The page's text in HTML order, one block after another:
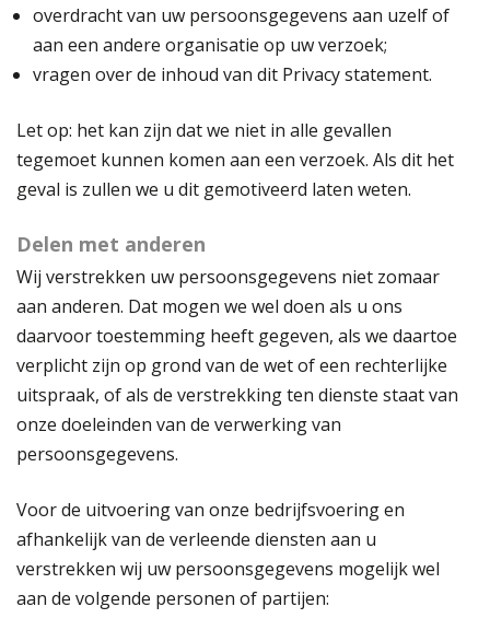
overdracht van uw persoonsgegevens aan uzelf of
aan een andere organisatie op uw verzoek;
vragen over de inhoud van dit Privacy statement.
Let op: het kan zijn dat we niet in alle gevallen
tegemoet kunnen komen aan een verzoek. Als dit het
geval is zullen we u dit gemotiveerd laten weten.
Delen met anderen
Wij verstrekken uw persoonsgegevens niet zomaar
aan anderen. Dat mogen we wel doen als u ons
daarvoor toestemming heeft gegeven, als we daartoe
verplicht zijn op grond van de wet of een rechterlijke
uitspraak, of als de verstrekking ten dienste staat van
onze doeleinden van de verwerking van
persoonsgegevens.
Voor de uitvoering van onze bedrijfsvoering en
afhankelijk van de verleende diensten aan u
verstrekken wij uw persoonsgegevens mogelijk wel
aan de volgende personen of partijen: